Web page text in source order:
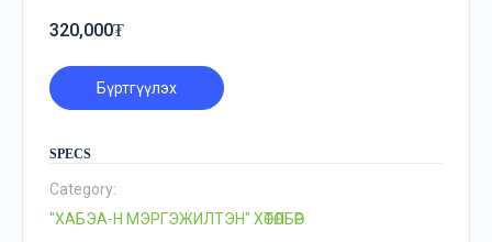
320,000₮
Бүртгүүлэх
SPECS
Category:
"ХАБЭА-Н МЭРГЭЖИЛТЭН" ХӨТӨЛБӨР